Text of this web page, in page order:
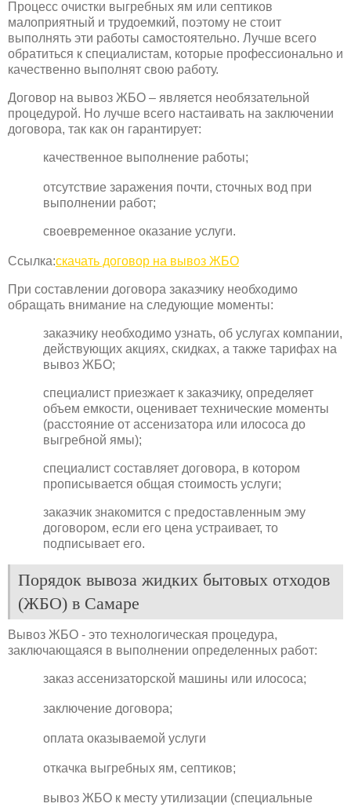
Процесс очистки выгребных ям или септиков
малоприятный и трудоемкий, поэтому не стоит
выполнять эти работы самостоятельно. Лучше всего
обратиться к специалистам, которые профессионально и
качественно выполнят свою работу.
Договор на вывоз ЖБО – является необязательной
процедурой. Но лучше всего настаивать на заключении
договора, так как он гарантирует:
качественное выполнение работы;
отсутствие заражения почти, сточных вод при
выполнении работ;
своевременное оказание услуги.
Ссылка:скачать договор на вывоз ЖБО
При составлении договора заказчику необходимо
обращать внимание на следующие моменты:
заказчику необходимо узнать, об услугах компании,
действующих акциях, скидках, а также тарифах на
вывоз ЖБО;
специалист приезжает к заказчику, определяет
объем емкости, оценивает технические моменты
(расстояние от ассенизатора или илососа до
выгребной ямы);
специалист составляет договора, в котором
прописывается общая стоимость услуги;
заказчик знакомится с предоставленным эму
договором, если его цена устраивает, то
подписывает его.
Порядок вывоза жидких бытовых отходов
(ЖБО) в Самаре
Вывоз ЖБО - это технологическая процедура,
заключающаяся в выполнении определенных работ:
заказ ассенизаторской машины или илососа;
заключение договора;
оплата оказываемой услуги
откачка выгребных ям, септиков;
вывоз ЖБО к месту утилизации (специальные